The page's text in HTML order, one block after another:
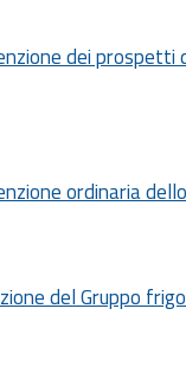
dei prospetti
ordinaria
del Gruppo